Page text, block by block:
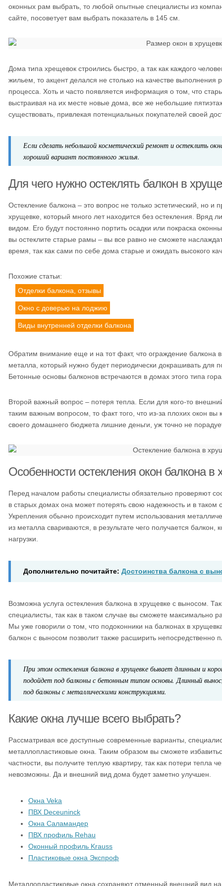
оконных рам выбрать, то любой опытные специалисты из
сайте, посоветует вам выбрать показатель в 145 см.
Дома типа хрещевок строились быстро, а так как каждого
жильем, то акцент делался не столько на качестве выполнения
процесса. Хоть и часто появляется информация о том, что
выстраивая на их месте новые дома, все же небольшие
существовать, привлекая потенциальных покупателей своей
Если сделать небольшой косметический ремонт и остеклить
хороший вариант постоянного жилья.
Для чего нужно остеклять балкон в
Остекление балкона – это вопрос не только эстетический, но и
хрущевке, который много лет находится без остекления. Вряд
видом. Его будут постоянно портить осадки или покраска
вы остеклите старые рамы – вы все равно не сможете
время, так как сами по себе дома старые и ожидать высокого
Похожие статьи:
Отделки балкона, отзывы
Окно с доверью на лоджию
Виды внутренней отделки балкона
Обратим внимание еще и на тот факт, что ограждение балкона
металла, который нужно будет периодически докрашивать для
Бетонные основы балконов встречаются в домах этого типа
Второй важный вопрос – потеря тепла. Если для кого-то
таким важным вопросом, то факт того, что из-за плохих окон
своего домашнего бюджета лишние деньги, уж точно не
Особенности остекления окон балкона в
Перед началом работы специалисты обязательно проверяют
в старых домах она может потерять свою надежность и в таком
Укрепления обычно происходит путем использования
из металла свариваются, в результате чего получается
нагрузки.
Дополнительно почитайте:Достоинства балкона с
Возможна услуга остекления балкона в хрущевке с выносом.
специалисты, так как в таком случае вы сможете максимально
Мы уже говорили о том, что подоконники на балконах в
балкон с выносом позволит также расширить непосредственно
При этом остекления балкона в хрущевке бывает длинным и
подойдет под балконы с бетонным типом основы. Длинный
под балконы с металлическими конструкциями.
Какие окна лучше всего выбрать?
Рассматривая все доступные современные варианты,
металлопластиковые окна. Таким образом вы сможете
частности, вы получите теплую квартиру, так как потери тепла
невозможны. Да и внешний вид дома будет заметно улучшен.
Окна Veka
ПВХ Deceuninck
Окна Саламандер
ПВХ профиль Rehau
Оконный профиль Krauss
Пластиковые окна Экспроф
Металлопластиковые окна сохраняют отменный внешний вид